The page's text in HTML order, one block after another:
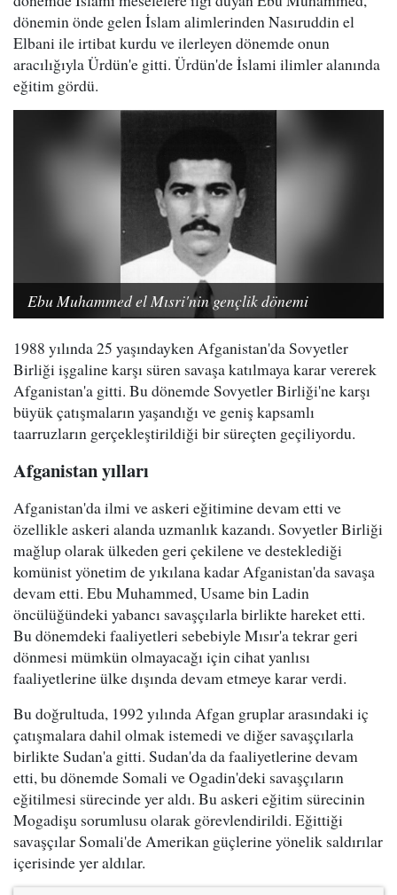
dönemin önde gelen İslam alimlerinden Nasıruddin el
Elbani ile irtibat kurdu ve ilerleyen dönemde onun
aracılığıyla Ürdün'e gitti. Ürdün'de İslami ilimler alanında
eğitim gördü.
Ebu Muhammed el Mısri'nin gençlik dönemi
1988 yılında 25 yaşındayken Afganistan'da Sovyetler
Birliği işgaline karşı süren savaşa katılmaya karar vererek
Afganistan'a gitti. Bu dönemde Sovyetler Birliği'ne karşı
büyük çatışmaların yaşandığı ve geniş kapsamlı
taarruzların gerçekleştirildiği bir süreçten geçiliyordu.
Afganistan yılları
Afganistan'da ilmi ve askeri eğitimine devam etti ve
özellikle askeri alanda uzmanlık kazandı. Sovyetler Birliği
mağlup olarak ülkeden geri çekilene ve desteklediği
komünist yönetim de yıkılana kadar Afganistan'da savaşa
devam etti. Ebu Muhammed, Usame bin Ladin
öncülüğündeki yabancı savaşçılarla birlikte hareket etti.
Bu dönemdeki faaliyetleri sebebiyle Mısır'a tekrar geri
dönmesi mümkün olmayacağı için cihat yanlısı
faaliyetlerine ülke dışında devam etmeye karar verdi.
Bu doğrultuda, 1992 yılında Afgan gruplar arasındaki iç
çatışmalara dahil olmak istemedi ve diğer savaşçılarla
birlikte Sudan'a gitti. Sudan'da da faaliyetlerine devam
etti, bu dönemde Somali ve Ogadin'deki savaşçıların
eğitilmesi sürecinde yer aldı. Bu askeri eğitim sürecinin
Mogadişu sorumlusu olarak görevlendirildi. Eğittiği
savaşçılar Somali'de Amerikan güçlerine yönelik saldırılar
içerisinde yer aldılar.